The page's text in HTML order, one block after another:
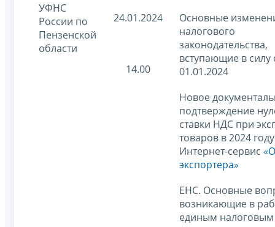
УФНС
России по
Пензенской
области
24.01.2024
14.00
Основные
налогового
законодательства,
вступающие в силу
01.01.2024
Новое
подтверждение
ставки НДС при
товаров в 2024
Интернет-сервис
экспортера»
ЕНС. Основные
возникающие в
единым налоговым